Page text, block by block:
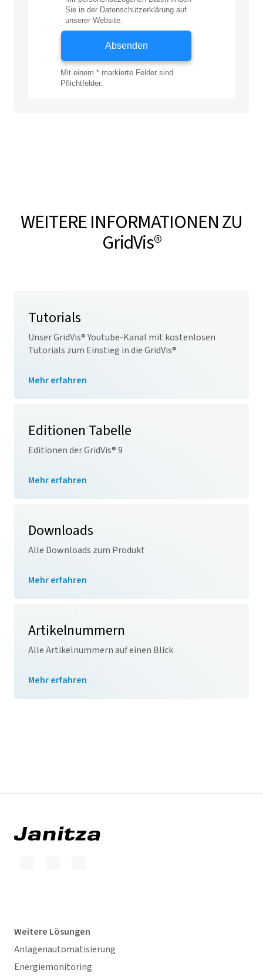
WEITERE INFORMATIONEN ZU
GridVis®
Tutorials
UnserGridVis® Youtube-Kanal mit kostenlosen
Tutorials zum Einstieg in dieGridVis®
Mehr erfahren
Editionen Tabelle
Editionen derGridVis® 9
Mehr erfahren
Downloads
Alle Downloads zum Produkt
Mehr erfahren
Artikelnummern
Alle Artikelnummern auf einen Blick
Mehr erfahren
Weitere Lösungen
Anlagenautomatisierung
Energiemonitoring